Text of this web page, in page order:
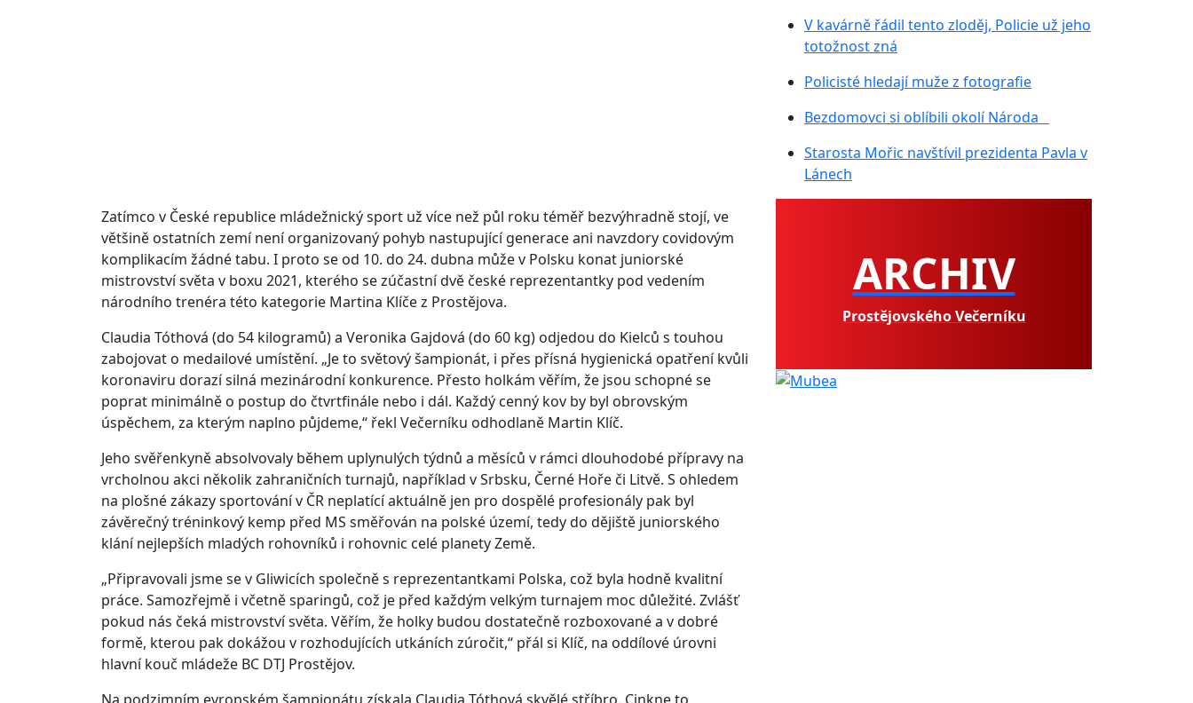
Zatímco v České republice mládežnický sport už více než půl roku téměř bezvýhradně stojí, ve
většině ostatních zemí není organizovaný pohyb nastupující generace ani navzdory covidovým
komplikacím žádné tabu. I proto se od 10. do 24. dubna může v Polsku konat juniorské
mistrovství světa v boxu 2021, kterého se zúčastní dvě české reprezentantky pod vedením
národního trenéra této kategorie Martina Klíče z Prostějova.
Claudia Tóthová (do 54 kilogramů) a Veronika Gajdová (do 60 kg) odjedou do Kielců s touhou
zabojovat o medailové umístění. „Je to světový šampionát, i přes přísná hygienická opatření kvůli
koronaviru dorazí silná mezinárodní konkurence. Přesto holkám věřím, že jsou schopné se
poprat minimálně o postup do čtvrtfinále nebo i dál. Každý cenný kov by byl obrovským
úspěchem, za kterým naplno půjdeme,“ řekl Večerníku odhodlaně Martin Klíč.
Jeho svěřenkyně absolvovaly během uplynulých týdnů a měsíců v rámci dlouhodobé přípravy na
vrcholnou akci několik zahraničních turnajů, například v Srbsku, Černé Hoře či Litvě. S ohledem
na plošné zákazy sportování v ČR neplatící aktuálně jen pro dospělé profesionály pak byl
závěrečný tréninkový kemp před MS směřován na polské území, tedy do dějiště juniorského
klání nejlepších mladých rohovníků i rohovnic celé planety Země.
„Připravovali jsme se v Gliwicích společně s reprezentantkami Polska, což byla hodně kvalitní
práce. Samozřejmě i včetně sparingů, což je před každým velkým turnajem moc důležité. Zvlášť
pokud nás čeká mistrovství světa. Věřím, že holky budou dostatečně rozboxované a v dobré
formě, kterou pak dokážou v rozhodujících utkáních zúročit,“ přál si Klíč, na oddílové úrovni
hlavní kouč mládeže BC DTJ Prostějov.
V kavárně řádil tento zloděj, Policie už jeho
totožnost zná
Policisté hledají muže z fotografie
Bezdomovci si oblíbili okolí Národa
Starosta Mořic navštívil prezidenta Pavla v
Lánech
ARCHIV
Prostějovského Večerníku